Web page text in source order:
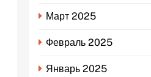
Март 2025
Февраль 2025
Январь 2025